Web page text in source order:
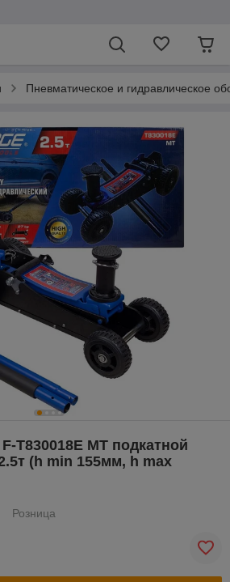
Пневматическое и гидравлическое
T830018E MT подкатной
(h min 155мм, h max
Розница